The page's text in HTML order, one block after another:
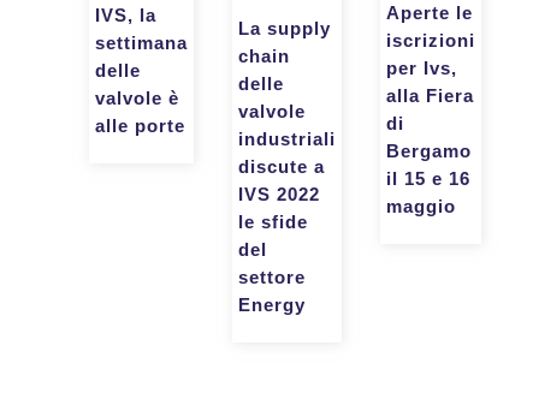
IVS, la
settimana
delle
valvole è
alle porte
La supply
chain
delle
valvole
industriali
discute a
IVS 2022
le sfide
del
settore
Energy
Aperte le
iscrizioni
per Ivs,
alla Fiera
di
Bergamo
il 15 e 16
maggio